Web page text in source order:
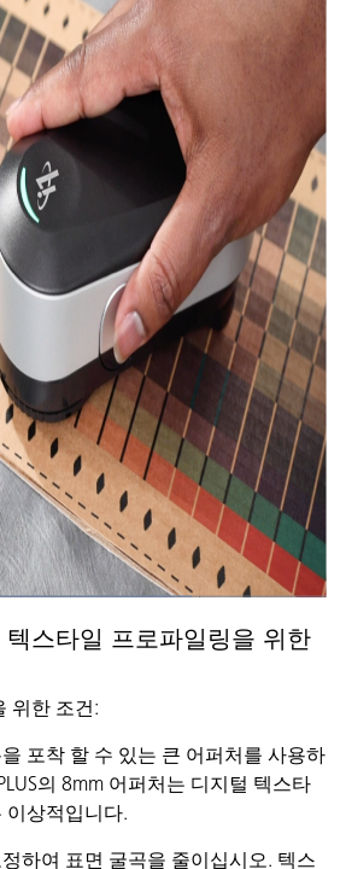
스타일 프로파일링을 위한
위한 조건:
포착 할 수 있는 큰 어퍼처를 사용하
의 8mm 어퍼처는 디지털 텍스타
이상적입니다.
하여 표면 굴곡을 줄이십시오. 텍스